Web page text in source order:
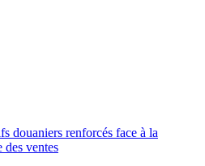
douaniers renforcés face à la
des ventes